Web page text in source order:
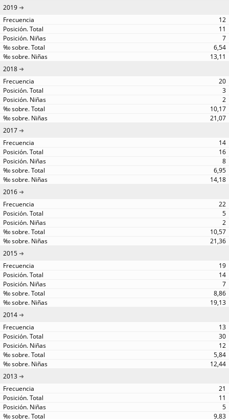
2019
12
11
7
6,54
13,11
2018
20
3
2
10,17
21,07
2017
14
16
8
6,95
14,18
2016
22
5
2
10,57
21,36
2015
19
14
7
8,86
19,13
2014
13
30
12
5,84
12,44
2013
21
11
5
9,83